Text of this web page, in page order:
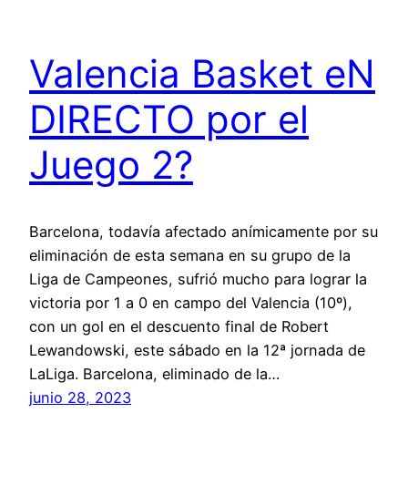
Valencia Basket eN
DIRECTO por el
Juego 2?
Barcelona, todavía afectado anímicamente por su
eliminación de esta semana en su grupo de la
Liga de Campeones, sufrió mucho para lograr la
victoria por 1 a 0 en campo del Valencia (10º),
con un gol en el descuento final de Robert
Lewandowski, este sábado en la 12ª jornada de
LaLiga. Barcelona, eliminado de la…
junio 28, 2023